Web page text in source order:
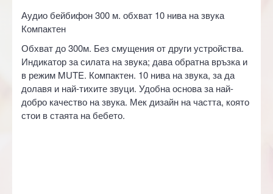
Аудио бейбифон 300 м. обхват 10 нива на звука
Компактен
Обхват до 300м. Без смущения от други устройства.
Индикатор за силата на звука; дава обратна връзка и
в режим MUTE. Компактен. 10 нива на звука, за да
долавя и най-тихите звуци. Удобна основа за най-
добро качество на звука. Мек дизайн на частта, която
стои в стаята на бебето.